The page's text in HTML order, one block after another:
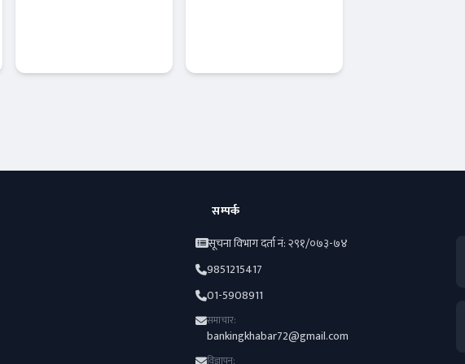
कर्जामा दबाब
माध्यमिक
सम्पर्क
सूचना विभाग दर्ता नं: २९१/०७३-७४
9851215417
01-5908911
समाचार:
bankingkhabar72@gmail.com